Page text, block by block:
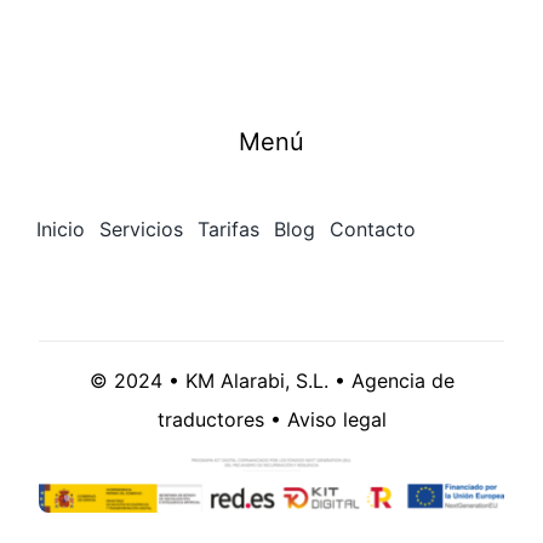
Menú
Inicio Servicios Tarifas Blog Contacto
© 2024 • KM Alarabi, S.L. • Agencia de
traductores • Aviso legal